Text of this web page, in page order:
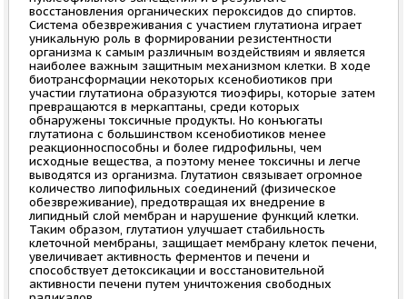
восстановления органических пероксидов до спиртов.
Система обезвреживания с участием глутатиона играет
уникальную роль в формировании резистентности
организма к самым различным воздействиям и является
наиболее важным защитным механизмом клетки. В ходе
биотрансформации некоторых ксенобиотиков при
участии глутатиона образуются тиоэфиры, которые затем
превращаются в меркаптаны, среди которых
обнаружены токсичные продукты. Но конъюгаты
глутатиона с большинством ксенобиотиков менее
реакционноспособны и более гидрофильны, чем
исходные вещества, а поэтому менее токсичны и легче
выводятся из организма. Глутатион связывает огромное
количество липофильных соединений (физическое
обезвреживание), предотвращая их внедрение в
липидный слой мембран и нарушение функций клетки.
Таким образом, глутатион улучшает стабильность
клеточной мембраны, защищает мембрану клеток печени,
увеличивает активность ферментов и печени и
способствует детоксикации и восстановительной
активности печени путем уничтожения свободных